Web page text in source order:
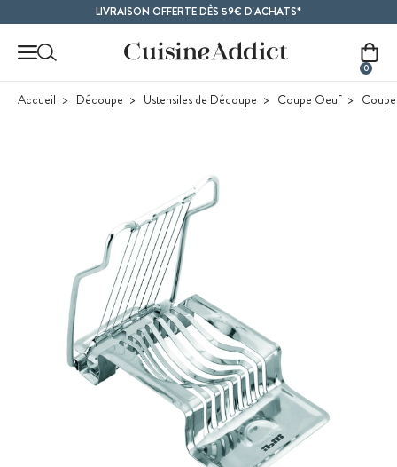
LIVRAISON OFFERTE DÈS 59€ D'ACHATS*
0
Accueil Découpe Ustensiles de Découpe Coupe Oeuf